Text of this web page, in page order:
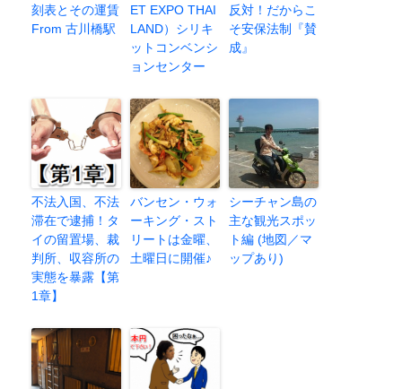
刻表とその運賃
From 古川橋駅
ET EXPO THAI
LAND）シリキ
ットコンベンシ
ョンセンター
反対！だからこ
そ安保法制『賛
成』
不法入国、不法
滞在で逮捕！タ
イの留置場、裁
判所、収容所の
実態を暴露【第
1章】
バンセン・ウォ
ーキング・スト
リートは金曜、
土曜日に開催♪
シーチャン島の
主な観光スポッ
ト編 (地図／マ
ップあり)